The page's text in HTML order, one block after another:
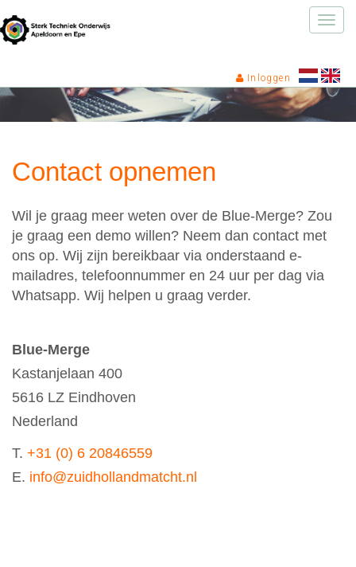
Toggle
Inloggen
Contact opnemen
Wil je graag meer weten over de Blue-Merge? Zou
je graag een demo willen? Neem dan contact met
ons op. Wij zijn bereikbaar via onderstaand e-
mailadres, telefoonnummer en 24 uur per dag via
Whatsapp. Wij helpen u graag verder.
Blue-Merge
Kastanjelaan 400
5616 LZ Eindhoven
Nederland
T. +31 (0) 6 20846559
E. info@zuidhollandmatcht.nl